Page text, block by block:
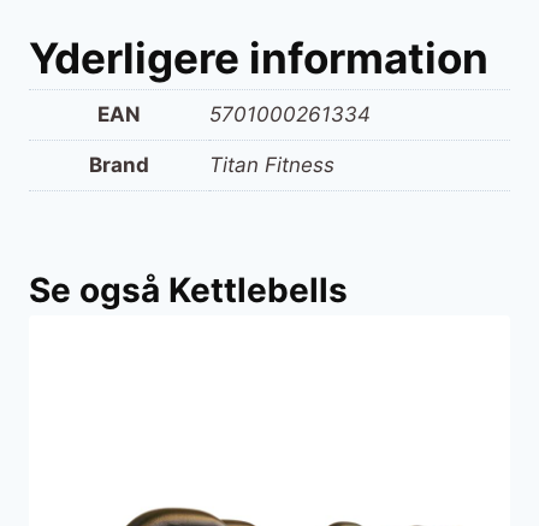
Yderligere information
EAN 5701000261334
Brand Titan Fitness
Se også Kettlebells